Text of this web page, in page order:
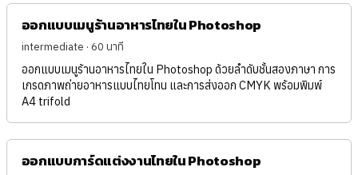
ออกแบบเมนูร้านอาหารไทยใน Photoshop
intermediate · 60 นาที
ออกแบบเมนูร้านอาหารไทยใน Photoshop ด้วยลำดับชั้นสองภาษา การ
เกรดภาพถ่ายอาหารแบบไทยโทน และการส่งออก CMYK พร้อมพิมพ์
A4 trifold
ออกแบบการ์ดแต่งงานไทยใน Photoshop